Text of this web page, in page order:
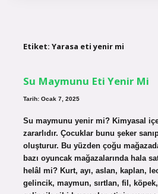
Etiket: Yarasa eti yenir mi
Su Maymunu Eti Yenir Mi
Tarih: Ocak 7, 2025
Su maymunu yenir mi? Kimyasal
zararlıdır. Çocuklar bunu şeker
oluşturur. Bu yüzden çoğu
bazı oyuncak mağazalarında hala
helâl mi? Kurt, ayı, aslan, kaplan,
gelincik, maymun, sırtlan, fil,